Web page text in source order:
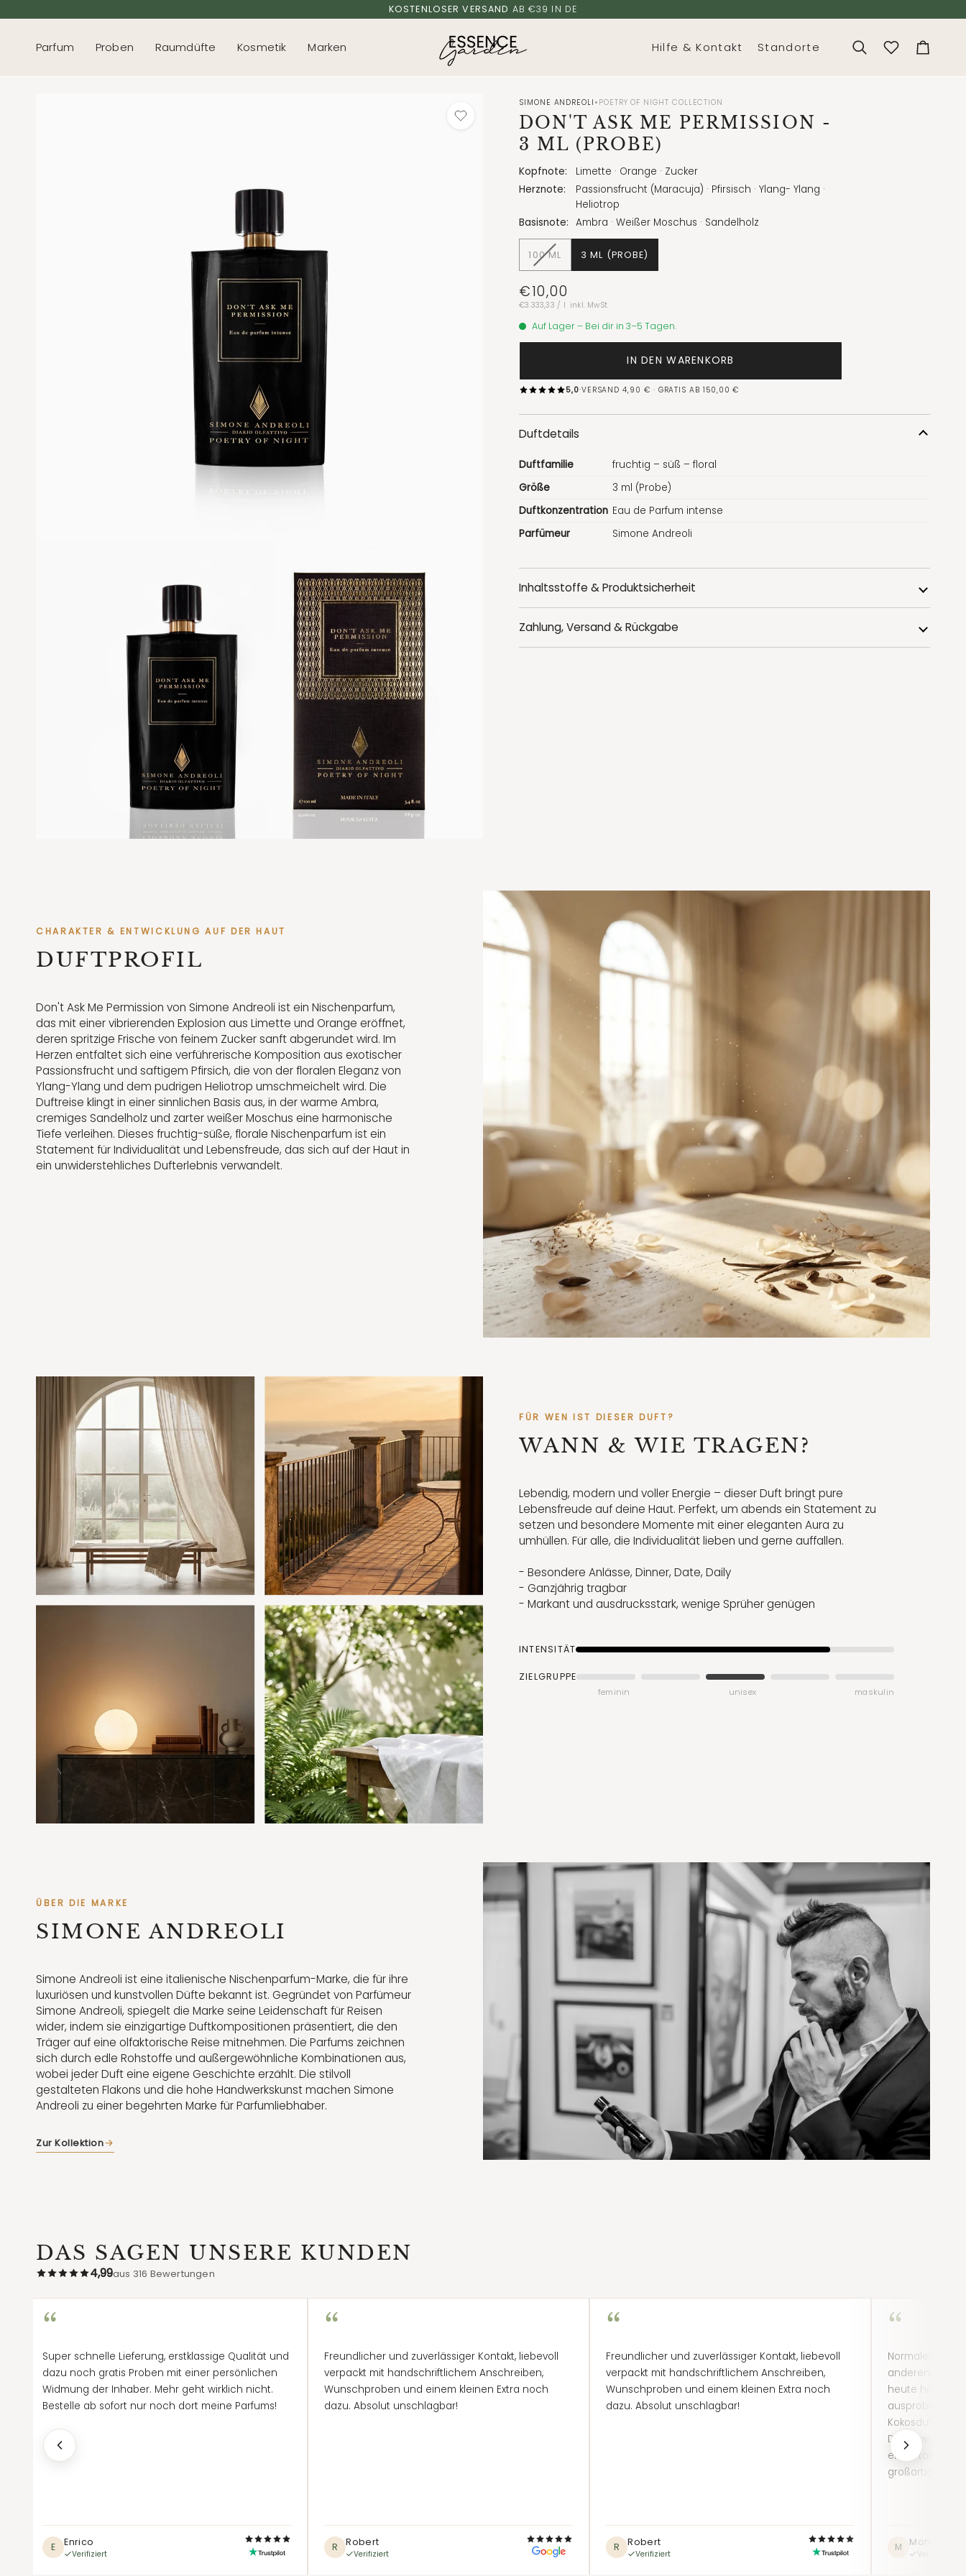
zum
KOSTENLOSER VERSAND AB €39 IN DE
Parfum Proben Raumdüfte Kosmetik Marken Hilfe & Kontakt Standorte Suchen
Dein
SIMONE ANDREOLI • POETRY OF NIGHT COLLECTION
DON'T ASK ME PERMISSION -
3 ML (PROBE)
Kopfnote:
Limette · Orange · Zucker
Herznote:
Passionsfrucht (Maracuja) · Pfirsisch · Ylang- Ylang ·
Heliotrop
Basisnote: Ambra · Weißer Moschus · Sandelholz
100 MLVARIANTE
NICHT
VERFÜGBAR
3 ML (PROBE)
€10,00
Stückpreis
€3.333,33 / pro
l inkl. MwSt.
Auf Lager – Bei dir in 3–5 Tagen.
IN DEN WARENKORB
5,0·VERSAND 4,90 € · GRATIS AB 150,00 €
Duftdetails
Duftfamilie
fruchtig – süß – floral
Größe
3 ml (Probe)
Duftkonzentration Eau de Parfum intense
Parfümeur
Simone Andreoli
Inhaltsstoffe & Produktsicherheit
Zahlung, Versand & Rückgabe
CHARAKTER & ENTWICKLUNG AUF DER HAUT
DUFTPROFIL
Don't Ask Me Permission von Simone Andreoli ist ein Nischenparfum,
das mit einer vibrierenden Explosion aus Limette und Orange eröffnet,
deren spritzige Frische von feinem Zucker sanft abgerundet wird. Im
Herzen entfaltet sich eine verführerische Komposition aus exotischer
Passionsfrucht und saftigem Pfirsich, die von der floralen Eleganz von
Ylang-Ylang und dem pudrigen Heliotrop umschmeichelt wird. Die
Duftreise klingt in einer sinnlichen Basis aus, in der warme Ambra,
cremiges Sandelholz und zarter weißer Moschus eine harmonische
Tiefe verleihen. Dieses fruchtig-süße, florale Nischenparfum ist ein
Statement für Individualität und Lebensfreude, das sich auf der Haut in
ein unwiderstehliches Dufterlebnis verwandelt.
FÜR WEN IST DIESER DUFT?
WANN & WIE TRAGEN?
Lebendig, modern und voller Energie – dieser Duft bringt pure
Lebensfreude auf deine Haut. Perfekt, um abends ein Statement zu
setzen und besondere Momente mit einer eleganten Aura zu
umhüllen. Für alle, die Individualität lieben und gerne auffallen.
- Besondere Anlässe, Dinner, Date, Daily
- Ganzjährig tragbar
- Markant und ausdrucksstark, wenige Sprüher genügen
INTENSITÄT
ZIELGRUPPE
feminin unisex maskulin
ÜBER DIE MARKE
SIMONE ANDREOLI
Simone Andreoli ist eine italienische Nischenparfum-Marke, die für ihre
luxuriösen und kunstvollen Düfte bekannt ist. Gegründet von Parfümeur
Simone Andreoli, spiegelt die Marke seine Leidenschaft für Reisen
wider, indem sie einzigartige Duftkompositionen präsentiert, die den
Träger auf eine olfaktorische Reise mitnehmen. Die Parfums zeichnen
sich durch edle Rohstoffe und außergewöhnliche Kombinationen aus,
wobei jeder Duft eine eigene Geschichte erzählt. Die stilvoll
gestalteten Flakons und die hohe Handwerkskunst machen Simone
Andreoli zu einer begehrten Marke für Parfumliebhaber.
Zur Kollektion
DAS SAGEN UNSERE KUNDEN
4,99aus 316 Bewertungen
“
Super schnelle Lieferung, erstklassige Qualität und
dazu noch gratis Proben mit einer persönlichen
Widmung der Inhaber. Mehr geht wirklich nicht.
Bestelle ab sofort nur noch dort meine Parfums!
E Enrico
Verifiziert
“
Freundlicher und zuverlässiger Kontakt, liebevoll
verpackt mit handschriftlichem Anschreiben,
Wunschproben und einem kleinen Extra noch
dazu. Absolut unschlagbar!
R Robert
Verifiziert
“
Freundlicher und zuverlässiger Kontakt, liebevoll
verpackt mit handschriftlichem Anschreiben,
Wunschproben und einem kleinen Extra noch
dazu. Absolut unschlagbar!
R Robert
Verifiziert
“
Normalerweise
anderen
heute habe ich
ausprobiert,
Kokosduft. Ich
Dame war
einen tollen
großartiger
M
Verifiziert